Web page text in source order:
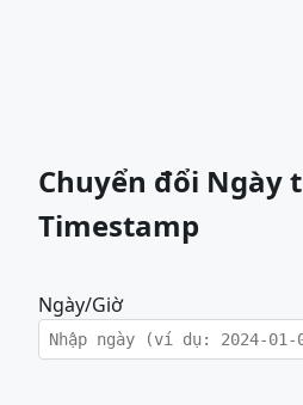
Chuyển đổi Ngày
Timestamp
Ngày/Giờ